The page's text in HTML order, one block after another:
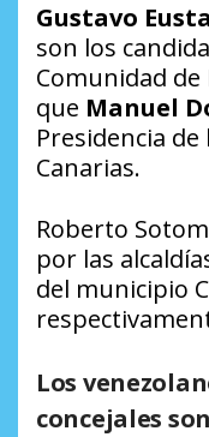
Gustavo
son los
Comunidad
que Manuel
Presidencia
Canarias.
Roberto
por las
del municipio
Los
concejales son